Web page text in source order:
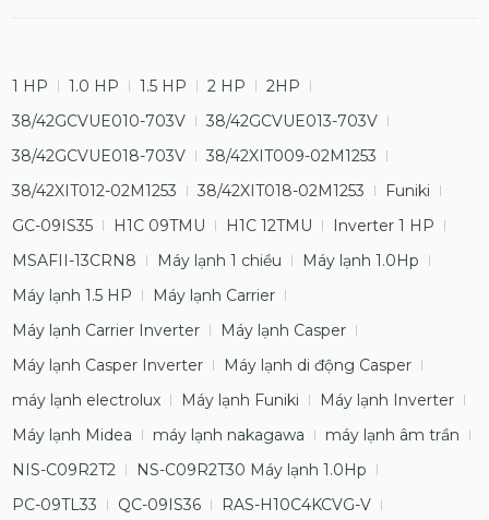
1 HP 1.0 HP 1.5 HP 2 HP
2HP
38/42GCVUE010-703V
38/42GCVUE013-703V
38/42GCVUE018-703V
38/42XIT009-02M1253
38/42XIT012-02M1253
38/42XIT018-02M1253
Funiki
GC-09IS35
H1C 09TMU H1C 12TMU
Inverter 1 HP
MSAFII-13CRN8
Máy lạnh 1 chiều
Máy lạnh 1.0Hp
Máy lạnh 1.5 HP
Máy lạnh Carrier
Máy lạnh Carrier Inverter
Máy lạnh Casper
Máy lạnh Casper Inverter
Máy lạnh di động Casper
máy lạnh electrolux
Máy lạnh Funiki
Máy lạnh Inverter
Máy lạnh Midea
máy lạnh nakagawa
máy lạnh âm trần
NIS-C09R2T2
NS-C09R2T30 Máy lạnh 1.0Hp
PC-09TL33
QC-09IS36 RAS-H10C4KCVG-V